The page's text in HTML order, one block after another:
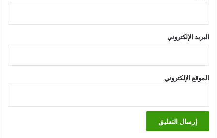
البريد الإلكتروني
الموقع الإلكتروني